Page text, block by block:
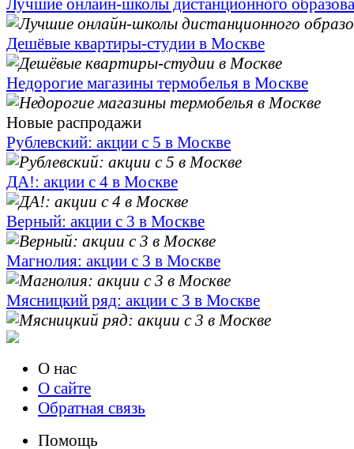
Лучшие онлайн-школы дистанционного
Дешёвые квартиры-студии в Москве
Недорогие магазины термобелья в Москве
Новые распродажи
Рублевский: акции с 5 в Москве
ДА!: акции с 4 в Москве
Верный: акции с 3 в Москве
Магнолия: акции с 3 в Москве
Мясницкий ряд: акции с 3 в Москве
О нас
О сайте
Обратная связь
Помощь